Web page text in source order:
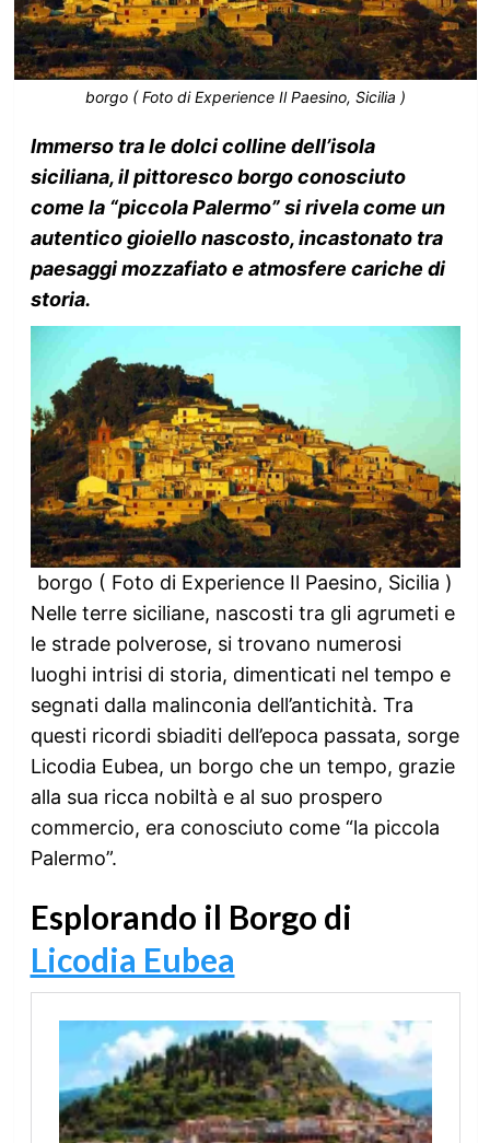
borgo ( Foto di Experience Il Paesino, Sicilia )
Immerso tra le dolci colline dell’isola
siciliana, il pittoresco borgo conosciuto
come la “piccola Palermo” si rivela come un
autentico gioiello nascosto, incastonato tra
paesaggi mozzafiato e atmosfere cariche di
storia.
borgo ( Foto di Experience Il Paesino, Sicilia )
Nelle terre siciliane, nascosti tra gli agrumeti e
le strade polverose, si trovano numerosi
luoghi intrisi di storia, dimenticati nel tempo e
segnati dalla malinconia dell’antichità. Tra
questi ricordi sbiaditi dell’epoca passata, sorge
Licodia Eubea, un borgo che un tempo, grazie
alla sua ricca nobiltà e al suo prospero
commercio, era conosciuto come “la piccola
Palermo”.
Esplorando il Borgo di
Licodia Eubea